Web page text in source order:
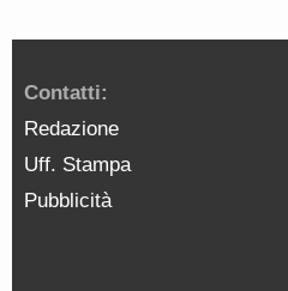
Contatti:
Redazione
Uff. Stampa
Pubblicità